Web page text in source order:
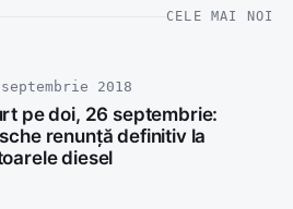
CELE MAI NOI
2018
pe doi, 26 septembrie:
renunță definitiv la
diesel